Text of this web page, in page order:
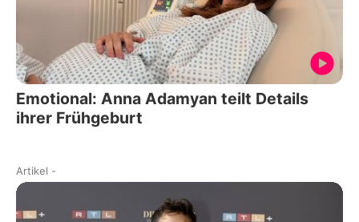
Emotional: Anna Adamyan teilt Details
ihrer Frühgeburt
Artikel -